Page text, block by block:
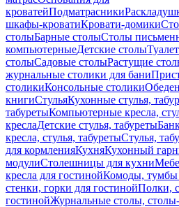
кроватейПодматрасники
шкафы-кроватиКровати-домики
столыБарные столыСтолы
компьютерныеДетские столы
столыСадовые столыРастущие
журнальные столики для бани
столикиКонсольные столики
книгиСтульяКухонные стулья,
табуретыКомпьютерные кресла,
креслаДетские стулья, табуреты
кресла, стулья, табуретыСтулья,
для кормленияКухняКухонный
модулиСтолешницы для кухни
кресла для гостинойКомоды, тумбы
стенки, горки для гостинойПолки,
гостинойЖурнальные столы,